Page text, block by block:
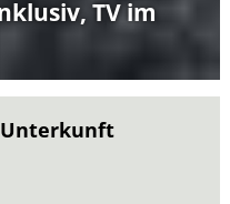
TV im
Unterkunft